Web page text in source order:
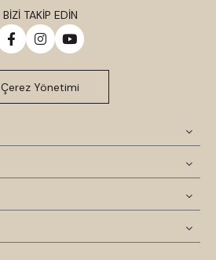
BİZİ TAKİP EDİN
Çerez Yönetimi